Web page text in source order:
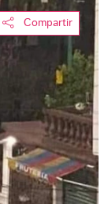
Compartir